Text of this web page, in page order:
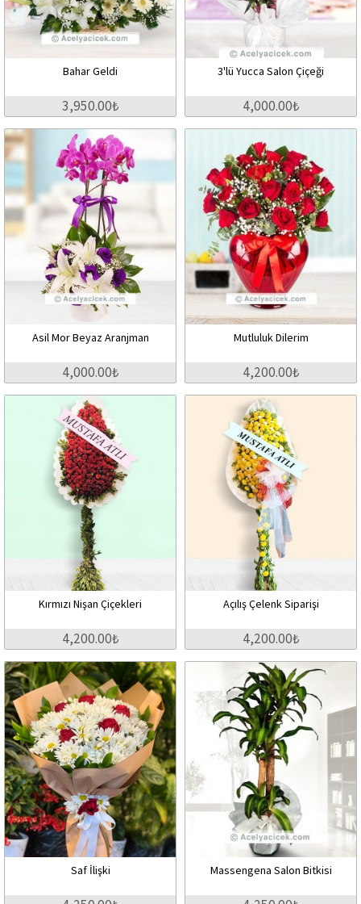
Bahar Geldi
3,950.00₺
3'lü Yucca Salon Çiçeği
4,000.00₺
Asil Mor Beyaz Aranjman
4,000.00₺
Mutluluk Dilerim
4,200.00₺
Kırmızı Nişan Çiçekleri
4,200.00₺
Açılış Çelenk Siparişi
4,200.00₺
Saf İlişki Massengena Salon Bitkisi